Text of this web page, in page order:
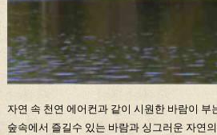
자연 속 천연 에어컨과 같이 시원한 바람이 부
숲속에서 즐길수 있는 바람과 싱그러운 자연